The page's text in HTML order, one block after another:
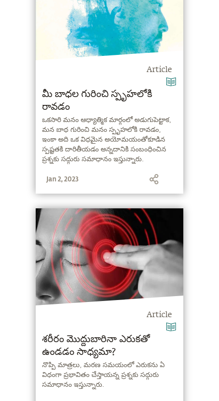
Article
మీ బాధల గురించి స్పృహలోకి
రావడం
ఒకసారి మనం ఆధ్యాత్మిక మార్గంలో అడుగుపెట్టాక,
మన బాధ గురించి మనం స్పృహలోకి రావడం,
ఇంకా అది ఒక విధమైన అయోమయంతోకూడిన
స్పష్టతకి దారితీయడం అన్నదానికి సంబంధించిన
ప్రశ్నకు సద్గురు సమాధానం ఇస్తున్నారు.
Jan 2, 2023
Article
శరీరం మొద్దుబారినా ఎరుకతో
ఉండడం సాధ్యమా?
నొప్పి మాత్రలు, మరణ సమయంలో ఎరుకను ఏ
విధంగా ప్రభావితం చేస్తాయన్న ప్రశ్నకు సద్గురు
సమాధానం ఇస్తున్నారు.